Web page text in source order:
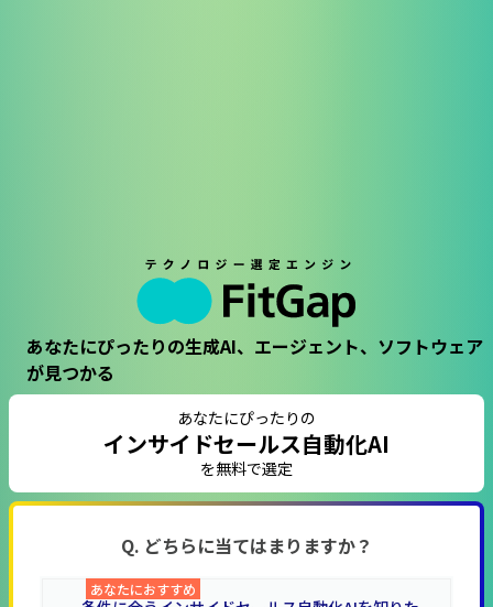
あなたにぴったりの生成AI、エージェント、ソフトウェア
が見つかる
あなたにぴったりの
インサイドセールス自動化AI
を無料で選定
Q. どちらに当てはまりますか？
あなたにおすすめ